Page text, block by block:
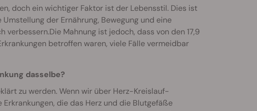
doch ein wichtiger Faktor ist der Lebensstil. Dies ist
der Ernährung, Bewegung und eine
Mahnung ist jedoch, dass von den 17,9
betroffen waren, viele Fälle vermeidbar
dasselbe?
zu werden. Wenn wir über Herz-Kreislauf-
die das Herz und die Blutgefäße